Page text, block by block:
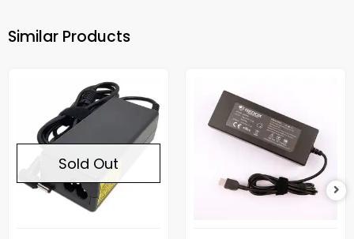
Similar Products
Sold Out